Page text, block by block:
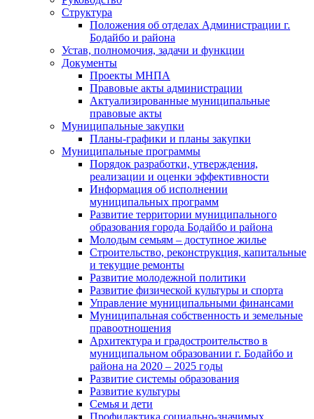
Структура
Положения об отделах Администрации г.
Бодайбо и района
Устав, полномочия, задачи и функции
Документы
Проекты МНПА
Правовые акты администрации
Актуализированные муниципальные
правовые акты
Муниципальные закупки
Планы-графики и планы закупки
Муниципальные программы
Порядок разработки, утверждения,
реализации и оценки эффективности
Информация об исполнении
муниципальных программ
Развитие территории муниципального
образования города Бодайбо и района
Молодым семьям – доступное жилье
Строительство, реконструкция, капитальные
и текущие ремонты
Развитие молодежной политики
Развитие физической культуры и спорта
Управление муниципальными финансами
Муниципальная собственность и земельные
правоотношения
Архитектура и градостроительство в
муниципальном образовании г. Бодайбо и
района на 2020 – 2025 годы
Развитие системы образования
Развитие культуры
Семья и дети
Профилактика социально-значимых